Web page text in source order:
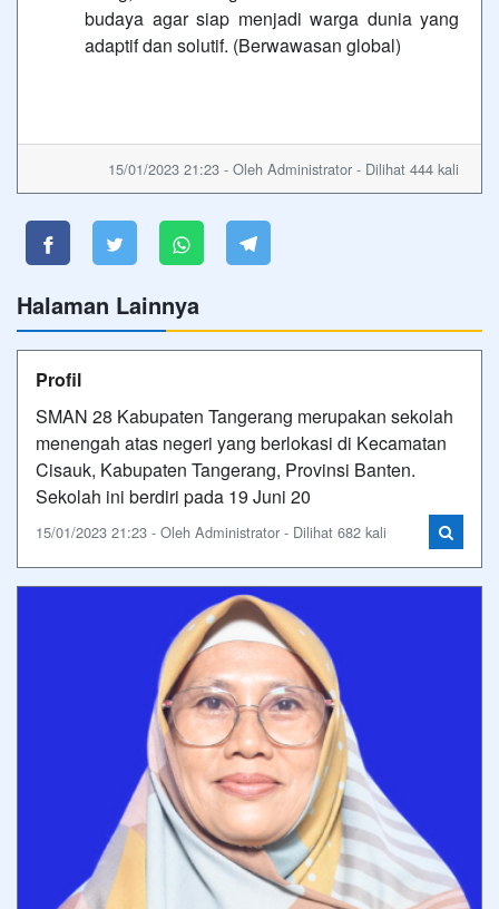
budaya agar siap menjadi warga dunia yang
adaptif dan solutif. (Berwawasan global)
15/01/2023 21:23 - Oleh Administrator - Dilihat 444 kali
Halaman Lainnya
Profil
SMAN 28 Kabupaten Tangerang merupakan sekolah
menengah atas negeri yang berlokasi di Kecamatan
Cisauk, Kabupaten Tangerang, Provinsi Banten.
Sekolah ini berdiri pada 19 Juni 20
15/01/2023 21:23 - Oleh Administrator - Dilihat 682 kali